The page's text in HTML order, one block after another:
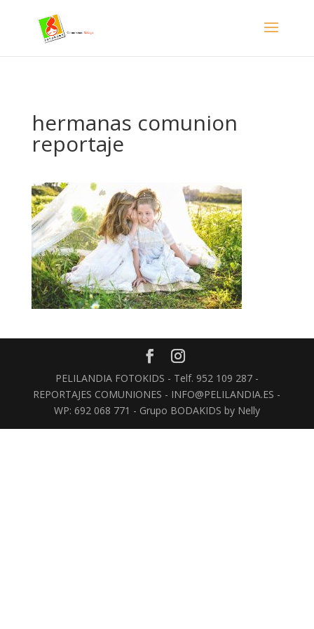
hermanas comunion
reportaje
PELILANDIA FOTOKIDS - Telf. 952 109 287 -
REPORTAJES COMUNIONES - INFO@PELILANDIA.ES -
WP: 692 068 771 - Grupo BODAKIDS by Nelly